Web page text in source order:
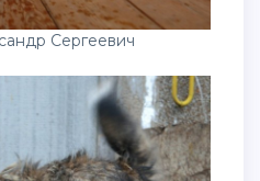
Сергеевич